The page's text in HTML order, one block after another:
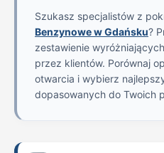
Szukasz specjalistów z
Benzynowe w Gdańsku?
zestawienie
przez klientów. Porównaj
otwarcia i wybierz
dopasowanych do Twoich